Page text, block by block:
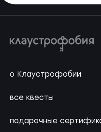
о Клаустрофобии
все квесты
подарочные